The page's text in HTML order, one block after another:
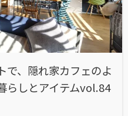
で、隠れ家カフェのよ
らしとアイテムvol.84